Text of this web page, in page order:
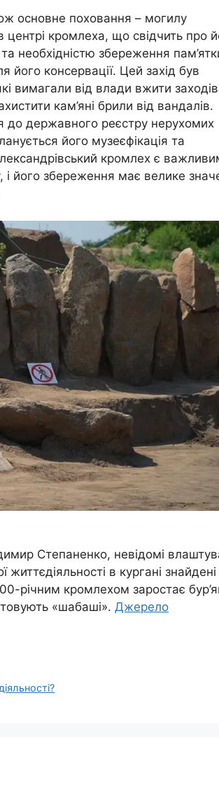
основне поховання – могилу
кромлеха, що свідчить про
необхідністю збереження
консервації. Цей захід був
вимагали від влади вжити
кам’яні брили від вандалів.
до державного реєстру нерухомих
його музеєфікація та
кромлех є
і його збереження має велике
Степаненко, невідомі
в кургані знайдені
річним кромлехом заростає
«шабаші». Джерело